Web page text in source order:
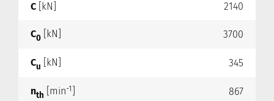
C [kN] 2140
C0 [kN] 3700
Cu [kN] 345
nth [min-1 867